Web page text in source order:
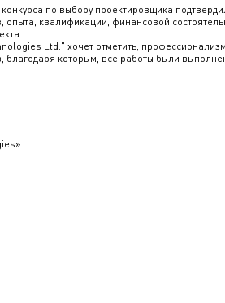
по выбору проектировщика
опыта, квалификации, финансовой
Ltd." хочет отметить,
благодаря которым, все работы были